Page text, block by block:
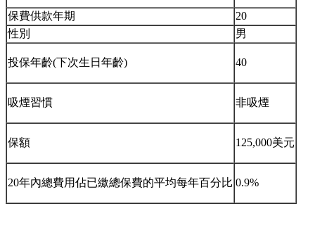
保費供款年期
20
性別
男
投保年齡(下次生日年齡) 40
吸煙習慣 非吸煙
保額 125,000美元
20年內總費用佔已繳總保費的平均每年百分比 0.9%